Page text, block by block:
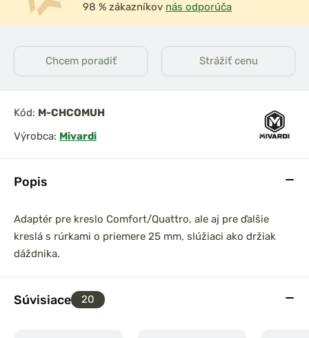
Popis
Adaptér pre kreslo Comfort/Quattro, ale aj pre ďalšie
kreslá s rúrkami o priemere 25 mm, slúžiaci ako držiak
dáždnika.
Súvisiace 20
98 % zákazníkov nás odporúča
Chcem poradiť Strážiť cenu
Kód: M-CHCOMUH
Výrobca: Mivardi